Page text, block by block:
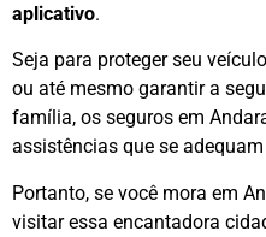
aplicativo.
Seja para proteger seu
ou até mesmo garantir a
família, os seguros em
assistências que se
Portanto, se você mora em
visitar essa encantadora